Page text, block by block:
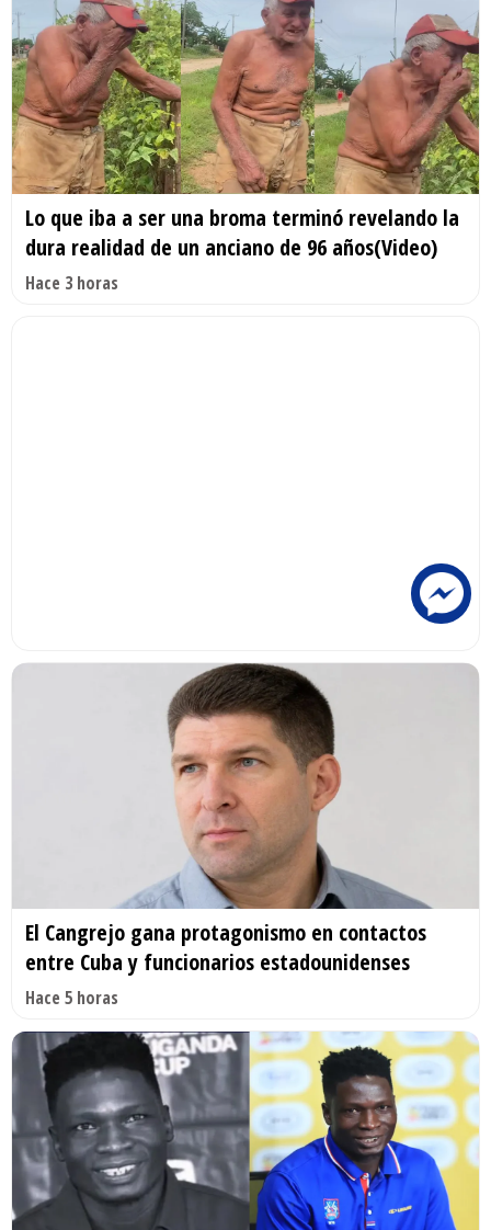
Lo que iba a ser una broma terminó revelando la
dura realidad de un anciano de 96 años(Video)
Hace 3 horas
El Cangrejo gana protagonismo en contactos
entre Cuba y funcionarios estadounidenses
Hace 5 horas